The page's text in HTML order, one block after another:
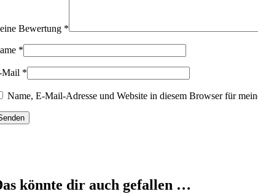
Bewertung *
*
Mail *
Name, E-Mail-Adresse und Website in diesem Browser für
könnte dir auch gefallen …